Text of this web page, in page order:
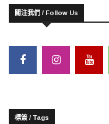
關注我們 / Follow Us
標簽 / Tags